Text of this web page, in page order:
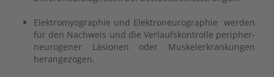
Elektromyographie und Elektroneurographie werden
für den Nachweis und die Verlaufskontrolle peripher-
neurogener Läsionen oder Muskelerkrankungen
herangezogen.